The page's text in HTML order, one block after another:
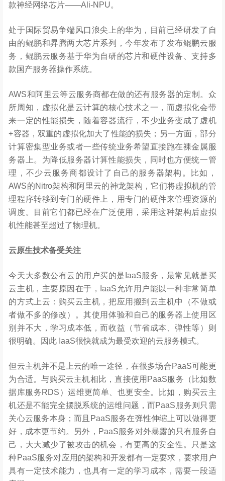
款神经网络芯片——Ali-NPU。
处于国际贸易争端风口浪尖上的华为，目前已经研发了自
由的鲲鹏和昇腾两大芯片系列，今年发布了发布鲲鹏云服
务，鲲鹏云服务基于华为自研的芯片和硬件设备、支持多
款国产服务器操作系统。
AWS和阿里云等云服务商都在做的还有服务器的定制。众
所周知，虚拟化是云计算的核心技术之一，而虚拟化会带
来一定的性能损失，随着容器流行，不少业务变成了虚机
+容器，双重的虚拟化加大了性能的损失；另一方面，部分
计算密集型业务或者一些传统业务希望直接跑在裸金属服
务器上。为降低服务器计算性能损失，同时也方便统一管
理，不少云服务商都设计了自己的服务器架构。比如，
AWS的Nitro架构和阿里云的神龙架构，它们将虚拟机的管
理程序转移到专门的硬件上，用专门的硬件来管理资源的
调度。目前它们都已经在广泛使用，采用这种架构后虚拟
机性能甚至超过了物理机。
云原生技术备受关注
今天大多数公有云的用户买的是IaaS服务，最常见就是买
云主机，主要原因在于，IaaS允许用户能以一种非常简单
的方式上云：购买云主机，把应用搬到云主机中（不做或
者做不多的修改）。其使用体验和自己的服务器上使用区
别并不大，学习成本低，而收益（节省成本、弹性等）则
很明确。因此 IaaS很快就成为最受欢迎的云服务模式。
但云主机并不是上云的唯一途径，在很多场合PaaS可能更
为合适。与购买云主机相比，直接使用PaaS服务（比如数
据库服务RDS）运维更简单、也更安全。比如，购买云主
机还是不能完全摆脱系统的运维问题，而PaaS服务则只需
关心云服务本身；而且PaaS服务在弹性伸缩上可以做得更
好，成本更节约。另外，PaaS服务对外暴露的只有服务自
己，大大减少了被攻击的机会，有更高的安全性。只是这
种PaaS服务对应用的架构和开发都有一定要求，要求用户
具有一定技术能力，也具有一定的学习成本，需要一段适